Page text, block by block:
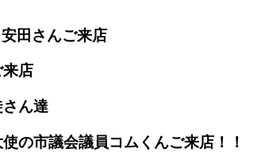
田さんご来店
来店
さん達
の市議会議員コムくんご来店！！